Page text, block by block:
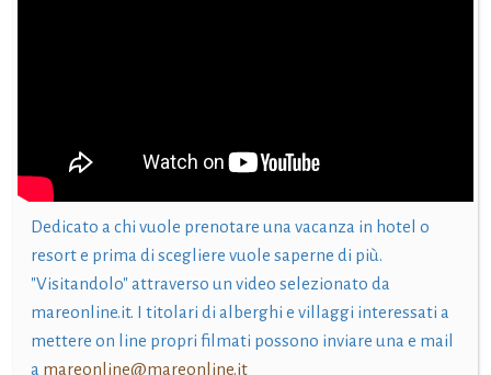
Dedicato a chi vuole prenotare una vacanza in hotel o
resort e prima di scegliere vuole saperne di più.
"Visitandolo" attraverso un video selezionato da
mareonline.it. I titolari di alberghi e villaggi interessati a
mettere on line propri filmati possono inviare una e mail
a mareonline@mareonline.it